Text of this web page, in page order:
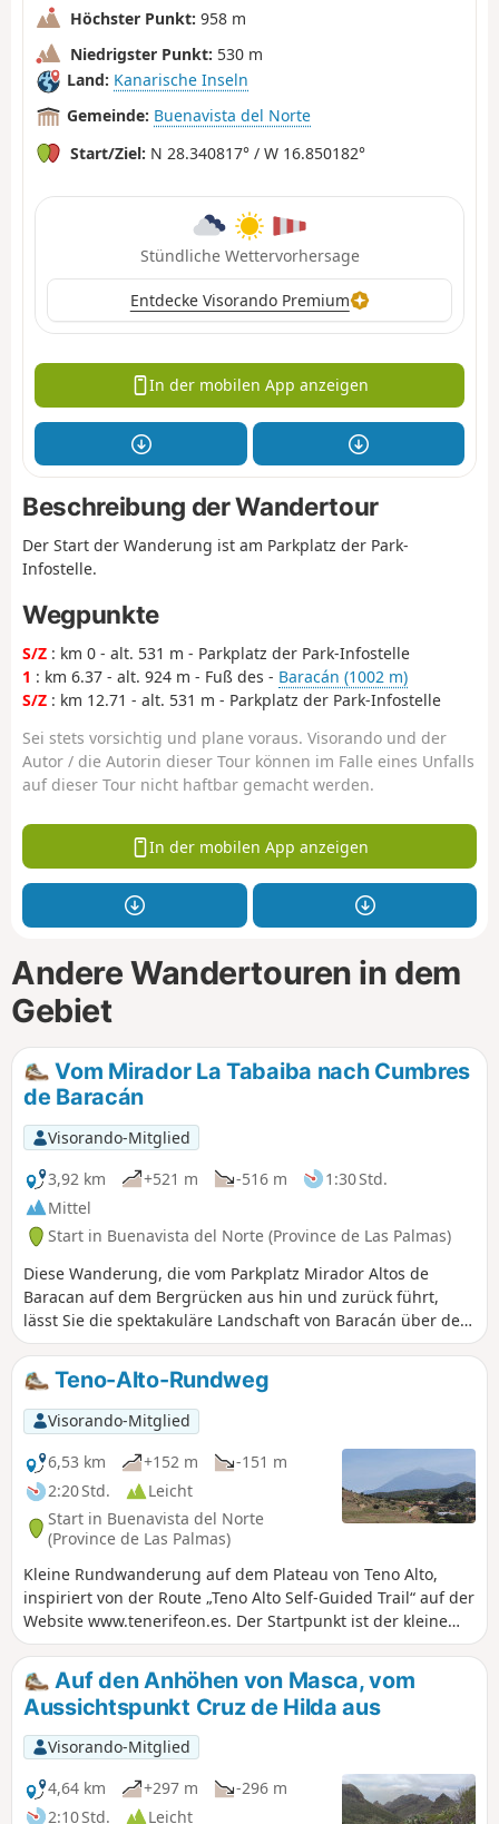
Höchster Punkt: 958 m
Niedrigster Punkt: 530 m
Land: Kanarische Inseln
Gemeinde: Buenavista del Norte
Start/Ziel: N 28.340817° / W 16.850182°
Stündliche Wettervorhersage
Entdecke Visorando Premium
In der mobilen App anzeigen
Beschreibung der Wandertour
Der Start der Wanderung ist am Parkplatz der Park-
Infostelle.
Wegpunkte
S/Z : km 0 - alt. 531 m - Parkplatz der Park-Infostelle
1 : km 6.37 - alt. 924 m - Fuß des - Baracán (1002 m)
S/Z : km 12.71 - alt. 531 m - Parkplatz der Park-Infostelle
Sei stets vorsichtig und plane voraus. Visorando und der
Autor / die Autorin dieser Tour können im Falle eines Unfalls
auf dieser Tour nicht haftbar gemacht werden.
In der mobilen App anzeigen
Andere Wandertouren in dem
Gebiet
Vom Mirador La Tabaiba nach Cumbres
de Baracán
Visorando-Mitglied
3,92 km
+521 m -516 m
1:30 Std.
Mittel
Start in Buenavista del Norte (Province de Las Palmas)
Diese Wanderung, die vom Parkplatz Mirador Altos de
Baracan auf dem Bergrücken aus hin und zurück führt,
lässt Sie die spektakuläre Landschaft von Baracán über den
Bergrücken Macizo de Teno entdecken.
Teno-Alto-Rundweg
Visorando-Mitglied
6,53 km
+152 m
-151 m
2:20 Std.
Leicht
Start in Buenavista del Norte
(Province de Las Palmas)
Kleine Rundwanderung auf dem Plateau von Teno Alto,
inspiriert von der Route „Teno Alto Self-Guided Trail“ auf der
Website www.tenerifeon.es. Der Startpunkt ist der kleine
Platz im Dorfzentrum (Plaza de Teno). Die Route führt
zunächst über Wege durch Weideland zwischen
Bauernhöfen, auf denen Ziegen gezüchtet und Käse
hergestellt wird. Anschließend erreicht man das Dorf,
indem man einen Vulkanhügel mit Höhlen umrundet.
Schöne Ausblicke auf ländliche Landschaften, Weiden, das
Meer und die Insel Gomora sowie auf den Teide. Am Ende
bietet ein letzter Abschnitt (Hin- und Rückweg) mit
Auf den Anhöhen von Masca, vom
Aussichtspunkt Cruz de Hilda aus
Visorando-Mitglied
4,64 km
+297 m
-296 m
2:10 Std.
Leicht